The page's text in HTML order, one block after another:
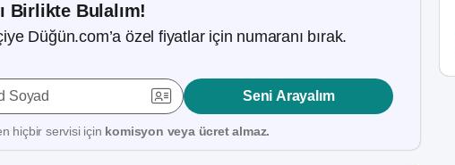
Birlikte Bulalım!
Düğün.com’a özel fiyatlar için numaranı bırak.
Soyad Seni Arayalım
hiçbir servisi için komisyon veya ücret almaz.